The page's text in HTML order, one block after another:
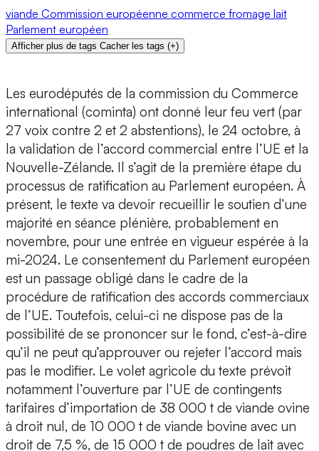
viande Commission européenne commerce fromage lait
Parlement européen
Afficher plus de tags Cacher les tags (+)
Les eurodéputés de la commission du Commerce
international (cominta) ont donné leur feu vert (par
27 voix contre 2 et 2 abstentions), le 24 octobre, à
la validation de l’accord commercial entre l’UE et la
Nouvelle-Zélande. Il s’agit de la première étape du
processus de ratification au Parlement européen. À
présent, le texte va devoir recueillir le soutien d’une
majorité en séance plénière, probablement en
novembre, pour une entrée en vigueur espérée à la
mi-2024. Le consentement du Parlement européen
est un passage obligé dans le cadre de la
procédure de ratification des accords commerciaux
de l’UE. Toutefois, celui-ci ne dispose pas de la
possibilité de se prononcer sur le fond, c’est-à-dire
qu’il ne peut qu’approuver ou rejeter l’accord mais
pas le modifier. Le volet agricole du texte prévoit
notamment l’ouverture par l’UE de contingents
tarifaires d’importation de 38 000 t de viande ovine
à droit nul, de 10 000 t de viande bovine avec un
droit de 7,5 %, de 15 000 t de poudres de lait avec